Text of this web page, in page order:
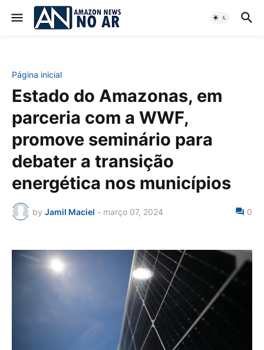
Página inicial
Estado do Amazonas, em
parceria com a WWF,
promove seminário para
debater a transição
energética nos municípios
by Jamil Maciel - março 07, 2024 0